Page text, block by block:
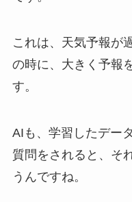
これは、天気予報が
の時に、大きく予報
す。
AIも、学習したデー
質問をされると、そ
うんですね。